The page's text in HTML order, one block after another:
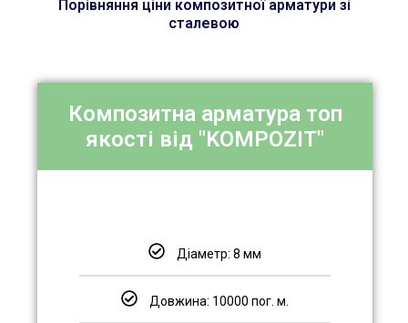
Порівняння ціни композитної арматури зі
сталевою
Композитна арматура топ
якості від "KOMPOZIT"
Діаметр: 8 мм
Довжина: 10000 пог. м.